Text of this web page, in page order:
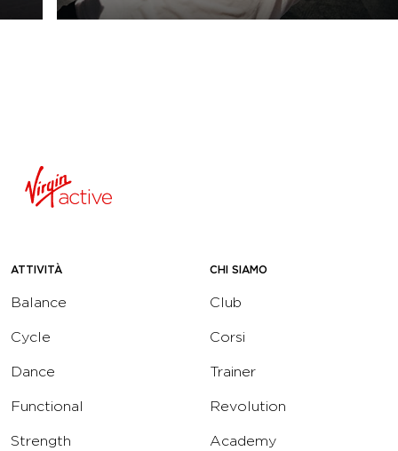
ATTIVITÀ
Balance
Cycle
Dance
Functional
Strength
CHI SIAMO
Club
Corsi
Trainer
Revolution
Academy